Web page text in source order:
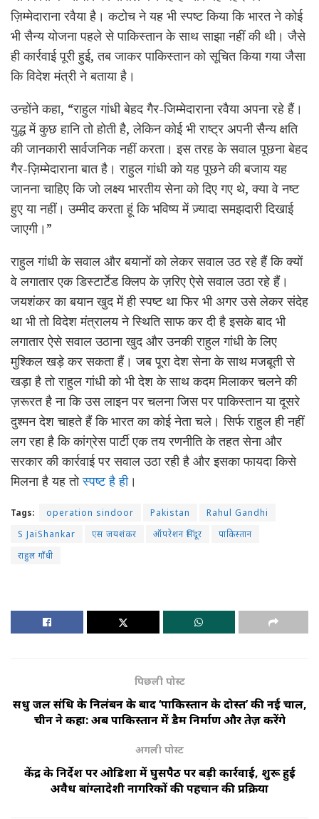
ज़िम्मेदाराना रवैया है। कटोच ने यह भी स्पष्ट किया कि भारत ने कोई
भी सैन्य योजना पहले से पाकिस्तान के साथ साझा नहीं की थी। जैसे
ही कार्रवाई पूरी हुई, तब जाकर पाकिस्तान को सूचित किया गया जैसा
कि विदेश मंत्री ने बताया है।
उन्होंने कहा, “राहुल गांधी बेहद गैर-जिम्मेदाराना रवैया अपना रहे हैं।
युद्ध में कुछ हानि तो होती है, लेकिन कोई भी राष्ट्र अपनी सैन्य क्षति
की जानकारी सार्वजनिक नहीं करता। इस तरह के सवाल पूछना बेहद
गैर-ज़िम्मेदाराना बात है। राहुल गांधी को यह पूछने की बजाय यह
जानना चाहिए कि जो लक्ष्य भारतीय सेना को दिए गए थे, क्या वे नष्ट
हुए या नहीं। उम्मीद करता हूं कि भविष्य में ज़्यादा समझदारी दिखाई
जाएगी।”
राहुल गांधी के सवाल और बयानों को लेकर सवाल उठ रहे हैं कि क्यों
वे लगातार एक डिस्टार्टेड क्लिप के ज़रिए ऐसे सवाल उठा रहे हैं।
जयशंकर का बयान खुद में ही स्पष्ट था फिर भी अगर उसे लेकर संदेह
था भी तो विदेश मंत्रालय ने स्थिति साफ कर दी है इसके बाद भी
लगातार ऐसे सवाल उठाना खुद और उनकी राहुल गांधी के लिए
मुश्किल खड़े कर सकता हैं। जब पूरा देश सेना के साथ मजबूती से
खड़ा है तो राहुल गांधी को भी देश के साथ कदम मिलाकर चलने की
ज़रूरत है ना कि उस लाइन पर चलना जिस पर पाकिस्तान या दूसरे
दुश्मन देश चाहते हैं कि भारत का कोई नेता चले। सिर्फ राहुल ही नहीं
लग रहा है कि कांग्रेस पार्टी एक तय रणनीति के तहत सेना और
सरकार की कार्रवाई पर सवाल उठा रही है और इसका फायदा किसे
मिलना है यह तोस्पष्ट है ही।
Tags: operation sindoor Pakistan
Rahul Gandhi
S JaiShankar
एस जयशंकर ऑपरेशन सिंदूर
पाकिस्तान
राहुल गाँधी
पिछली पोस्ट
सिंधु जल संधि के निलंबन के बाद ‘पाकिस्तान के दोस्त’ की नई चाल,
चीन ने कहा: अब पाकिस्तान में डैम निर्माण और तेज़ करेंगे
अगली पोस्ट
केंद्र के निर्देश पर ओडिशा में घुसपैठ पर बड़ी कार्रवाई, शुरू हुई
अवैध बांग्लादेशी नागरिकों की पहचान की प्रक्रिया